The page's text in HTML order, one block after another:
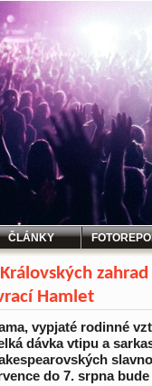
ČLÁNKY
Hamlet
vypjaté rodinné
dávka vtipu a
do 7. srpna